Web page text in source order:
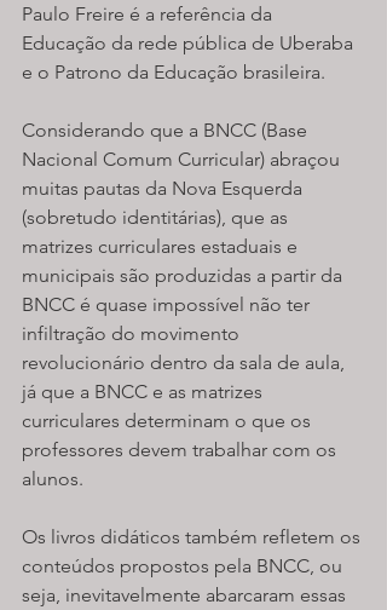
Paulo Freire é a referência da
Educação da rede pública de Uberaba
e o Patrono da Educação brasileira.
Considerando que a BNCC (Base
Nacional Comum Curricular) abraçou
muitas pautas da Nova Esquerda
(sobretudo identitárias), que as
matrizes curriculares estaduais e
municipais são produzidas a partir da
BNCC é quase impossível não ter
infiltração do movimento
revolucionário dentro da sala de aula,
já que a BNCC e as matrizes
curriculares determinam o que os
professores devem trabalhar com os
alunos.
Os livros didáticos também refletem os
conteúdos propostos pela BNCC, ou
seja, inevitavelmente abarcaram essas